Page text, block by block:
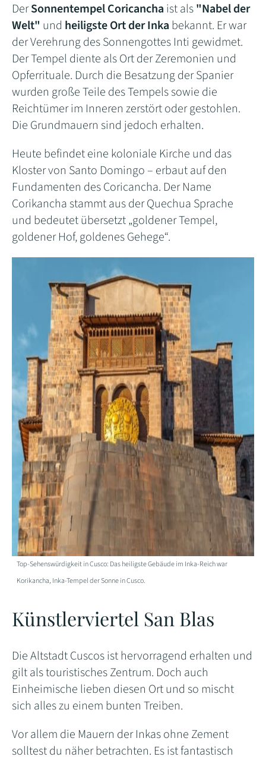
DerSonnentempel Coricancha ist als"Nabel der
Welt" und heiligste Ort der Inka bekannt. Er war
der Verehrung des Sonnengottes Inti gewidmet.
Der Tempel diente als Ort der Zeremonien und
Opferrituale. Durch die Besatzung der Spanier
wurden große Teile des Tempels sowie die
Reichtümer im Inneren zerstört oder gestohlen.
Die Grundmauern sind jedoch erhalten.
Heute befindet eine koloniale Kirche und das
Kloster von Santo Domingo – erbaut auf den
Fundamenten des Coricancha. Der Name
Corikancha stammt aus der Quechua Sprache
und bedeutet übersetzt „goldener Tempel,
goldener Hof, goldenes Gehege“.
Top-Sehenswürdigkeit in Cusco: Das heiligste Gebäude im Inka-Reich war
Korikancha, Inka-Tempel der Sonne in Cusco.
Künstlerviertel San Blas
Die Altstadt Cuscos ist hervorragend erhalten und
gilt als touristisches Zentrum. Doch auch
Einheimische lieben diesen Ort und so mischt
sich alles zu einem bunten Treiben.
Vor allem die Mauern der Inkas ohne Zement
solltest du näher betrachten. Es ist fantastisch